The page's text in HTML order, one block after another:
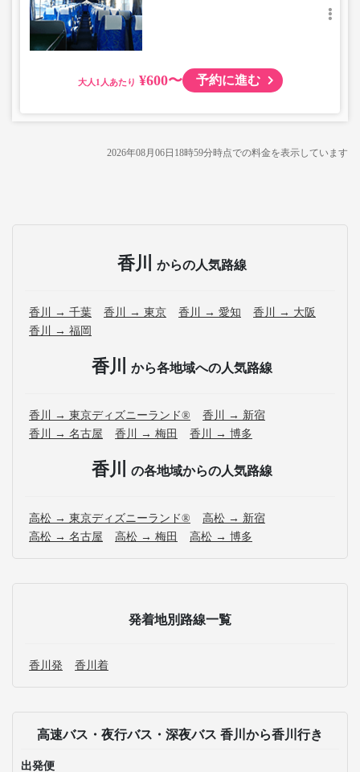
大人 ¥600〜 予約に進む
2026年08月06日18時59分時点での料金を表示しています
香川 からの人気路線
香川 → 千葉 香川 → 東京 香川 → 愛知
香川 → 大阪
香川 → 福岡
香川 から各地域への人気路線
香川 → 東京ディズニーランド®
香川 → 新宿
香川 → 名古屋
香川 → 梅田 香川 → 博多
香川 の各地域からの人気路線
高松 → 東京ディズニーランド®
高松 → 新宿
高松 → 名古屋
高松 → 梅田 高松 → 博多
発着地別路線一覧
香川発 香川着
高速バス・夜行バス・深夜バス 香川から香川行き
出発便